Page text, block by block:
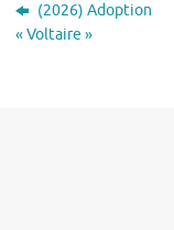
(2026) Adoption
« Voltaire »